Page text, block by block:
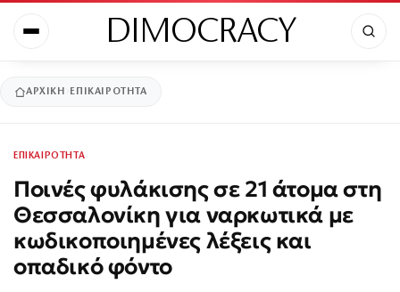
DIMOCRACY
ΑΡΧΙΚΉ ΕΠΙΚΑΙΡΟΤΗΤΑ
ΕΠΙΚΑΙΡΟΤΗΤΑ
Ποινές φυλάκισης σε 21 άτομα στη
Θεσσαλονίκη για ναρκωτικά με
κωδικοποιημένες λέξεις και
οπαδικό φόντο